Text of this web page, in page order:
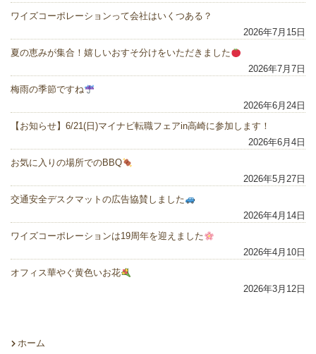
ワイズコーポレーションって会社はいくつある？
2026年7月15日
夏の恵みが集合！嬉しいおすそ分けをいただきました
2026年7月7日
梅雨の季節ですね
2026年6月24日
【お知らせ】6/21(日)マイナビ転職フェアin高崎に参加します！
2026年6月4日
お気に入りの場所でのBBQ
2026年5月27日
交通安全デスクマットの広告協賛しました
2026年4月14日
ワイズコーポレーションは19周年を迎えました
2026年4月10日
オフィス華やぐ黄色いお花
2026年3月12日
ホーム